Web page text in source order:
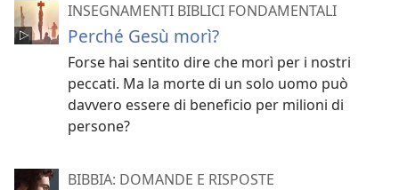
INSEGNAMENTI BIBLICI FONDAMENTALI
Perché Gesù morì?
Forse hai sentito dire che morì per i nostri
peccati. Ma la morte di un solo uomo può
davvero essere di beneficio per milioni di
persone?
BIBBIA: DOMANDE E RISPOSTE